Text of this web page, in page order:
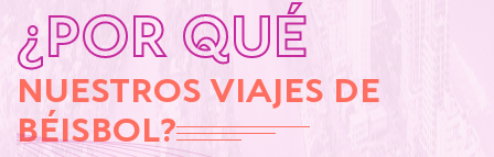
¿POR QUÉ
NUESTROS VIAJES DE
BÉISBOL?